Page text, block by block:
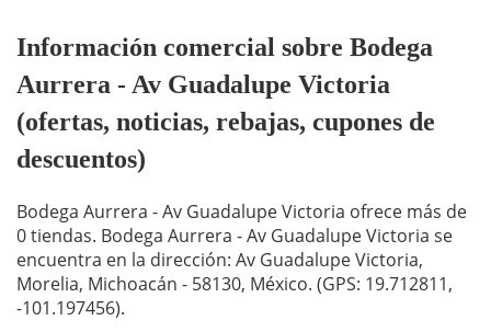
Información comercial sobre Bodega
Aurrera - Av Guadalupe Victoria
(ofertas, noticias, rebajas, cupones de
descuentos)
Bodega Aurrera - Av Guadalupe Victoria ofrece más de
0 tiendas. Bodega Aurrera - Av Guadalupe Victoria se
encuentra en la dirección: Av Guadalupe Victoria,
Morelia, Michoacán - 58130, México. (GPS: 19.712811,
-101.197456).